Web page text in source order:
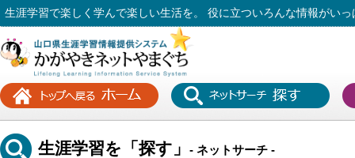
生涯学習で楽しく学んで楽しい生活を。 役に立ついろんな情報がいっ
生涯学習を「探す」 - ネットサーチ -